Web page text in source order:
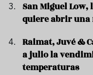
San Miguel Low,
quiere abrir una
Raimat, Juvé &
a julio la
temperaturas